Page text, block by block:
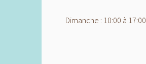
Dimanche : 10:00 à 17:00